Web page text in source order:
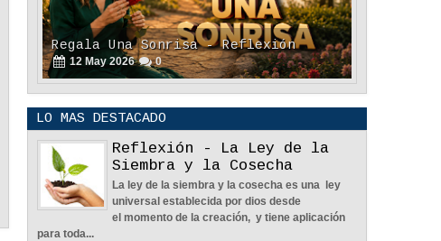
POLÍTICA DE PRIVACIDAD
25 Aug 2023 0
La Amistad y el Noviazgo -
Reflexión
2022 0
LO MAS DESTACADO
Reflexión - La Ley de la
Siembra y la Cosecha
La ley de la siembra y la cosecha es una ley
universal establecida por dios desde
el momento de la creación, y tiene aplicación
para toda...